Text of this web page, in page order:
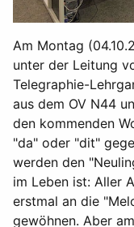
Am Montag
unter der Leitung
Telegraphie-
aus dem OV N44
den kommenden
"da" oder "dit"
werden den
im Leben ist: Aller
erstmal an die
gewöhnen. Aber